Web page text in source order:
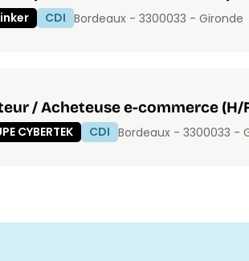
CDI Bordeaux - 3300033 - Gironde
/ Acheteuse e-commerce (H/
CYBERTEK CDI Bordeaux - 3300033 -